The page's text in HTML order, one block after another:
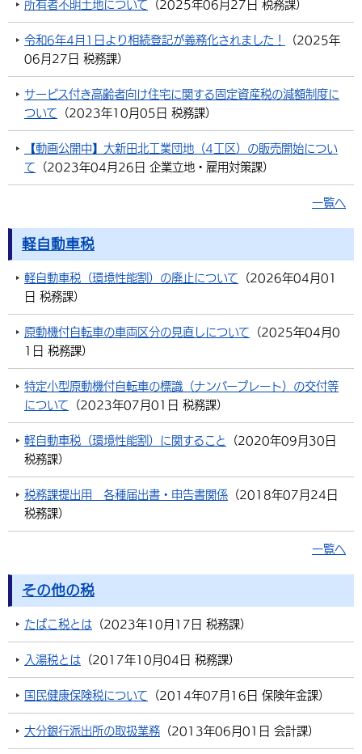
所有者不明土地について （2025年06月27日 税務課）
令和6年4月1日より相続登記が義務化されました！ （2025年
06月27日 税務課）
サービス付き高齢者向け住宅に関する固定資産税の減額制度に
ついて （2023年10月05日 税務課）
【動画公開中】大新田北工業団地（4工区）の販売開始につい
て （2023年04月26日 企業立地・雇用対策課）
一覧へ
軽自動車税
軽自動車税（環境性能割）の廃止について （2026年04月01
日 税務課）
原動機付自転車の車両区分の見直しについて （2025年04月0
1日 税務課）
特定小型原動機付自転車の標識（ナンバープレート）の交付等
について （2023年07月01日 税務課）
軽自動車税（環境性能割）に関すること （2020年09月30日
税務課）
税務課提出用 各種届出書・申告書関係 （2018年07月24日
税務課）
一覧へ
その他の税
たばこ税とは （2023年10月17日 税務課）
入湯税とは （2017年10月04日 税務課）
国民健康保険税について （2014年07月16日 保険年金課）
大分銀行派出所の取扱業務 （2013年06月01日 会計課）